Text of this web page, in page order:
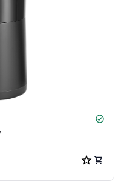
check_circle